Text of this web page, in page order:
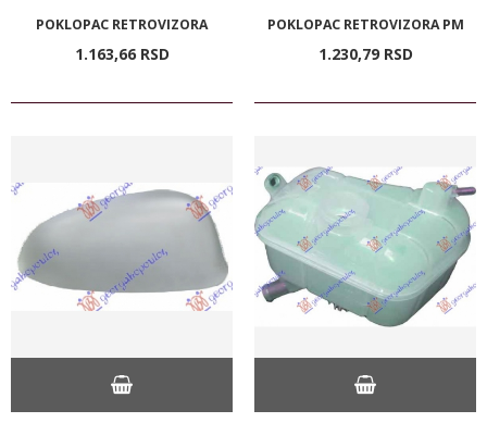
POKLOPAC RETROVIZORA
1.163,66 RSD
POKLOPAC RETROVIZORA PM
1.230,79 RSD